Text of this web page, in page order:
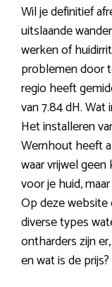
Wil je definitief
uitslaande
werken of
problemen door
regio heeft
van 7.84 dH.
Het installeren
Wernhout heeft
waar vrijwel
voor je huid,
Op deze
diverse types
ontharders zijn
en wat is de prijs?